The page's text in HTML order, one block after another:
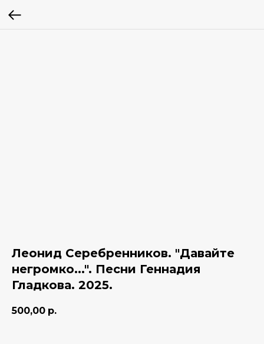
Леонид Серебренников. "Давайте
негромко...". Песни Геннадия
Гладкова. 2025.
500,00 р.